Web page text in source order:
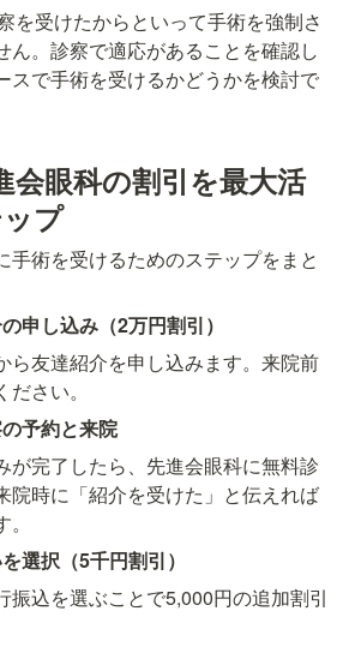
を受けたからといって手術を強制さ
ん。診察で適応があることを確認し
スで手術を受けるかどうかを検討で
会眼科の割引を最大活
プ
手術を受けるためのステップをまと
申し込み（2万円割引）
ら友達紹介を申し込みます。来院前
さい。
予約と来院
が完了したら、先進会眼科に無料診
院時に「紹介を受けた」と伝えれば
選択（5千円割引）
振込を選ぶことで5,000円の追加割引